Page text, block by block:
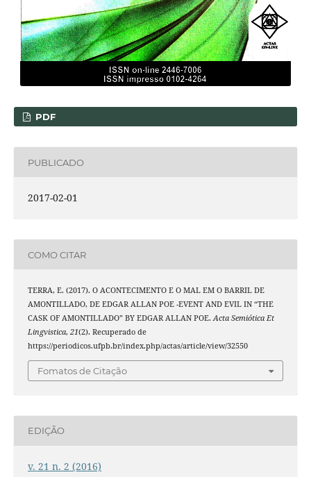
PDF
PUBLICADO
2017-02-01
COMO CITAR
TERRA, E. (2017). O ACONTECIMENTO E O MAL EM O BARRIL DE
AMONTILLADO, DE EDGAR ALLAN POE -EVENT AND EVIL IN “THE
CASK OF AMONTILLADO” BY EDGAR ALLAN POE.Acta Semiótica Et
Lingvistica, 21(2). Recuperado de
https://periodicos.ufpb.br/index.php/actas/article/view/32550
Fomatos de Citação
EDIÇÃO
v. 21 n. 2 (2016)